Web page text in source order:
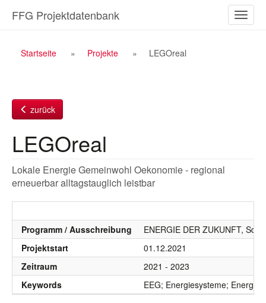
Inhalt
ein-/
FFG Projektdatenbank
Breadcrumb
Startseite Projekte LEGOreal
zurück
LEGOreal
Lokale Energie Gemeinwohl Oekonomie - regional
erneuerbar alltagstauglich leistbar
Programm / Ausschreibung
ENERGIE DER ZUKUNFT,
Projektstart
01.12.2021
Zeitraum
2021 - 2023
Keywords
EEG; Energiesysteme;